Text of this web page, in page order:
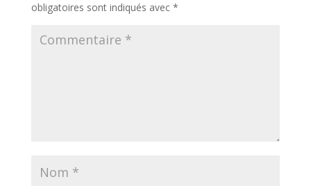
obligatoires sont indiqués avec *